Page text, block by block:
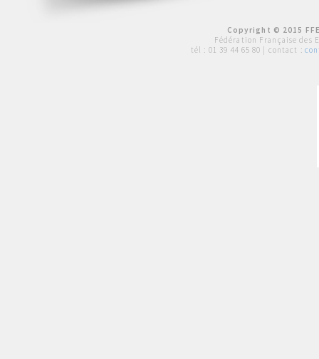
Copyright © 2015
Fédération Française des
tél : 01 39 44 65 80 | contact :